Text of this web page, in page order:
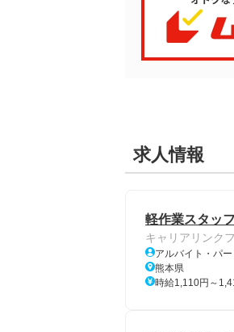
求人情報
軽作業スタッ
キャリアリンク
アルバイト・パー
熊本県
時給1,110円～